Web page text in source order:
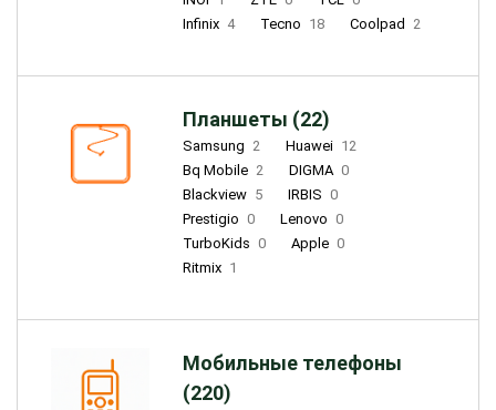
Infinix 4 Tecno 18 Coolpad 2
Планшеты (22)
Samsung 2 Huawei 12
Bq Mobile 2 DIGMA 0
Blackview 5 IRBIS 0
Prestigio 0 Lenovo 0
TurboKids 0 Apple 0
Ritmix 1
Мобильные телефоны
(220)